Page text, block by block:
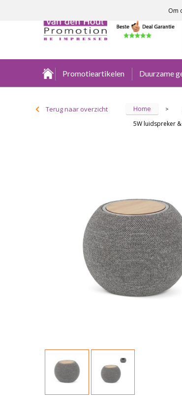
Promotieartikelen Duurzame
Terug naar overzicht Home >
5W luidspreker
Om